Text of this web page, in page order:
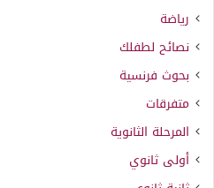
رياضة
نصائح لطفلك
بحوث فرنسية
متفرقات
المرحلة الثانوية
أولى ثانوي